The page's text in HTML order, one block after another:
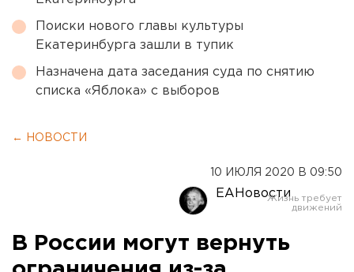
Поиски нового главы культуры
Екатеринбурга зашли в тупик
Назначена дата заседания суда по снятию
списка «Яблока» с выборов
← НОВОСТИ
10 ИЮЛЯ 2020 В 09:50
ЕАНовости
В России могут вернуть